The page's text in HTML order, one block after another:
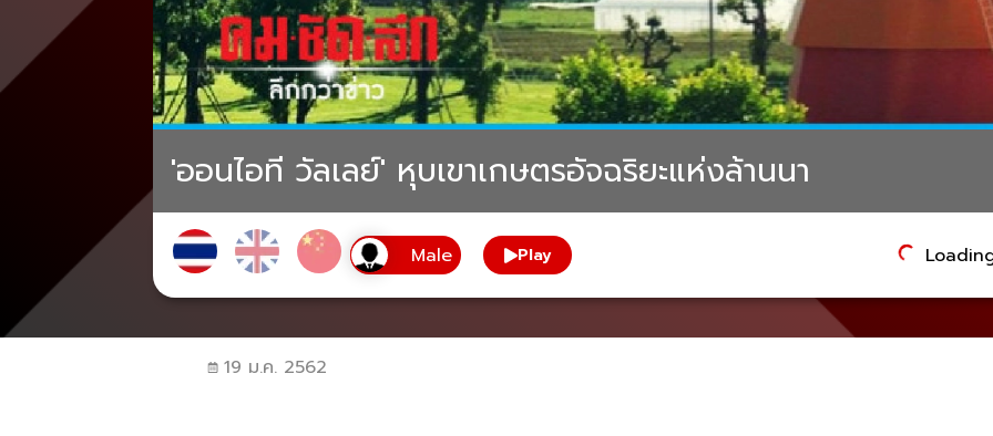
'ออนไอที วัลเลย์' หุบเขาเกษตรอัจฉริยะแห่งล้านนา
Play
19 ม.ค. 2562